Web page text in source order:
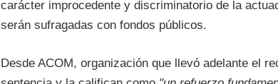
carácter improcedente y discriminatorio de la
serán sufragadas con fondos públicos.
Desde ACOM, organización que llevó adelante el